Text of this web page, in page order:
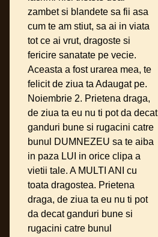
zambet si blandete sa fii asa
cum te am stiut, sa ai in viata
tot ce ai vrut, dragoste si
fericire sanatate pe vecie.
Aceasta a fost urarea mea, te
felicit de ziua ta Adaugat pe.
Noiembrie 2. Prietena draga,
de ziua ta eu nu ti pot da decat
ganduri bune si rugacini catre
bunul DUMNEZEU sa te aiba
in paza LUI in orice clipa a
vietii tale. A MULTI ANI cu
toata dragostea. Prietena
draga, de ziua ta eu nu ti pot
da decat ganduri bune si
rugacini catre bunul